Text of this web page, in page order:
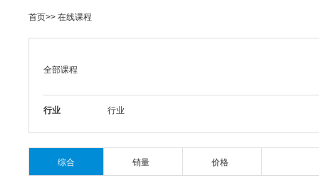
首页>> 在线课程
全部课程
行业 行业
综合 销量 价格